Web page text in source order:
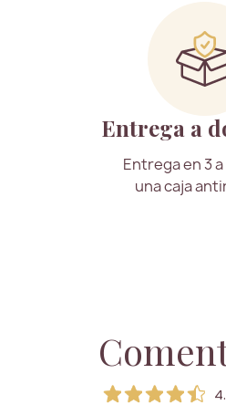
Entrega a
Entrega en 3 a
una caja